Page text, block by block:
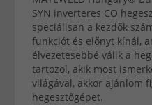
SYN inverteres CO
speciálisan a kezdők
funkciót és előnyt kínál,
élvezetesebbé válik a
tartozol, akik most
világával, akkor ajánlom
hegesztőgépet.